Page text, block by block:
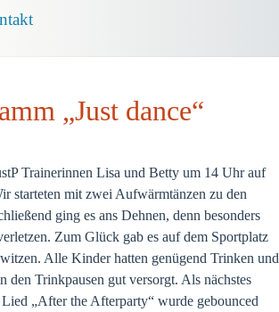
„Just dance“
Trainerinnen Lisa und Betty um 14 Uhr auf
starteten mit zwei Aufwärmtänzen zu den
ging es ans Dehnen, denn besonders
Zum Glück gab es auf dem Sportplatz
Alle Kinder hatten genügend Trinken und
den Trinkpausen gut versorgt. Als nächstes
„After the Afterparty“ wurde gebounced